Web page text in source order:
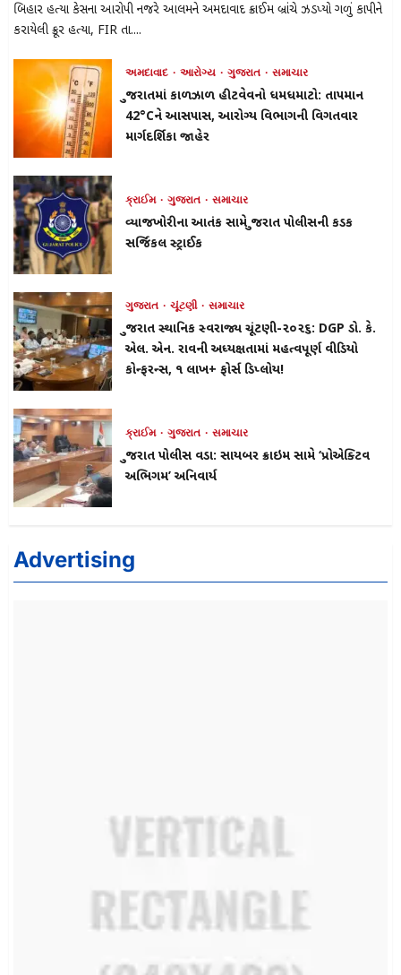
બિહાર હત્યા કેસના આરોપી નજરે આલમને અમદાવાદ ક્રાઈમ બ્રાંચે ઝડપ્યો ગળું કાપીને
કરાયેલી ક્રૂર હત્યા, FIR તા....
અમદાવાદ આરોગ્ય ગુજરાત સમાચાર
ગુજરાતમાં કાળઝાળ હીટવેવનો ધમધમાટો: તાપમાન
42°Cને આસપાસ, આરોગ્ય વિભાગની વિગતવાર
માર્ગદર્શિકા જાહેર
ક્રાઈમ ગુજરાત સમાચાર
વ્યાજખોરીના આતંક સામે ગુજરાત પોલીસની કડક
સર્જિકલ સ્ટ્રાઈક
ગુજરાત ચૂંટણી સમાચાર
ગુજરાત સ્થાનિક સ્વરાજ્ય ચૂંટણી-૨૦૨૬: DGP ડો. કે.
એલ. એન. રાવની અધ્યક્ષતામાં મહત્વપૂર્ણ વીડિયો
કોન્ફરન્સ, ૧ લાખ+ ફોર્સ ડિપ્લોય!
ક્રાઈમ ગુજરાત સમાચાર
ગુજરાત પોલીસ વડા: સાયબર ક્રાઇમ સામે ‘પ્રોએક્ટિવ
અભિગમ’ અનિવાર્ય
Advertising